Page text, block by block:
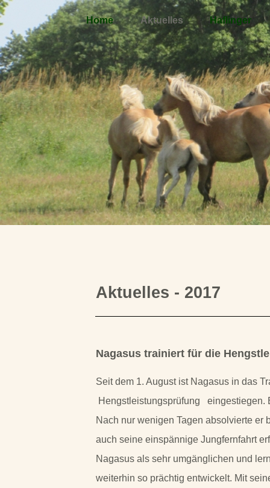
Aktuelles - 2017
Nagasus trainiert für die
Seit dem 1. August ist Nagasus in das
Hengstleistungsprüfung eingestiegen.
Nach nur wenigen Tagen absolvierte er
auch seine einspännige Jungfernfahrt
Nagasus als sehr umgänglichen und
weiterhin so prächtig entwickelt. Mit
Home Aktuelles Haflinger